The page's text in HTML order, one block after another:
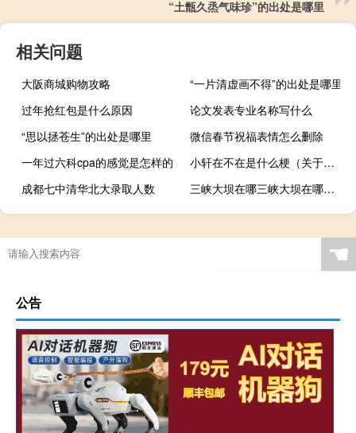
“土甑久烝气味珍”的出处是哪里
相关问题
大阪商城购物攻略
“一片清虚画不得”的出处是哪里
过年抢红包是什么原因
论文发表专业名称写什么
“思以拯苍生”的出处是哪里
微信春节祝福表情怎么删除
一年过六科cpa的感觉是怎样的
小轩在不在是什么梗（关于小轩在不在是什么梗的介绍）
成都七中清华北大录取人数
三峡大坝在哪三峡大坝在哪个省
☚
公告